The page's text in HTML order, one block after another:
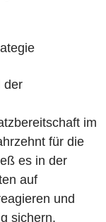
der
im
für die
es in der
auf
und
sichern.